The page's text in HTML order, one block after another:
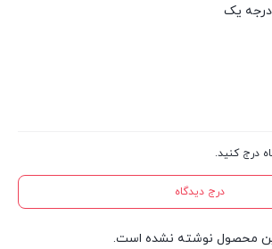
درجه یک
درج کنید.
درج دیدگاه
محصول نوشته نشده است.